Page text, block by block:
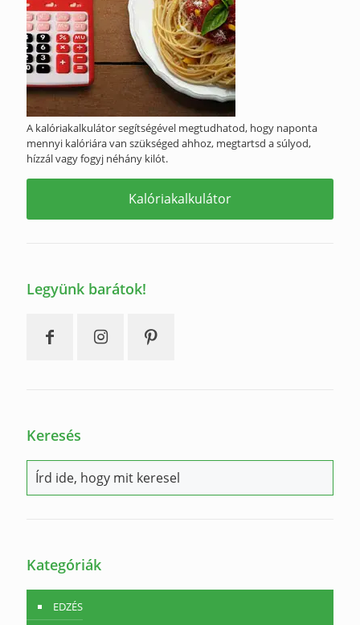
A kalóriakalkulátor segítségével megtudhatod, hogy naponta
mennyi kalóriára van szükséged ahhoz, megtartsd a súlyod,
hízzál vagy fogyj néhány kilót.
Kalóriakalkulátor
Legyünk barátok!
Keresés
Kategóriák
EDZÉS